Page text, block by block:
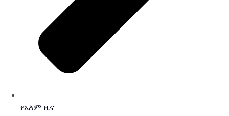
የአለም ዜና